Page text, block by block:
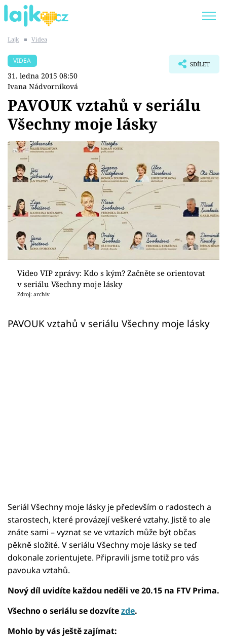
SHOPAHOLICADEL
Témata
Showbyznys
Youtubeři
Virály
Sex a vztahy
Videa
Sledujte prima+
Lajk ■ Videa
VIDEA
31. ledna 2015 08:50
Ivana Nádvorníková
SDÍLET
PAVOUK vztahů v seriálu
Všechny moje lásky
Video VIP zprávy: Kdo s kým? Začněte se orientovat
v seriálu Všechny moje lásky
Zdroj: archiv
PAVOUK vztahů v seriálu Všechny moje lásky
Seriál Všechny moje lásky je především o radostech a
starostech, které provázejí veškeré vztahy. Jistě to ale
znáte sami – vyznat se ve vztazích může být občas
pěkně složité. V seriálu Všechny moje lásky se teď
dokonale zorientujete. Připravili jsme totiž pro vás
pavouka vztahů.
Nový díl uvidíte každou neděli ve 20.15 na FTV Prima.
Všechno o seriálu se dozvítezde.
Mohlo by vás ještě zajímat: